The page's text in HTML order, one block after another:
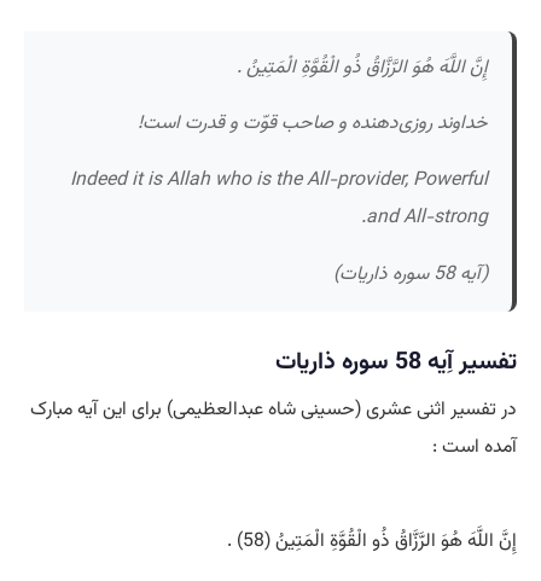
إِنَّ اللَّهَ هُوَ الرَّزَّاقُ ذُو الْقُوَّةِ الْمَتِينُ .
خداوند روزی‌دهنده و صاحب قوّت و قدرت است!
Indeed it is Allah who is the All-provider, Powerful
and All-strong.
(آیه 58 سوره ذاریات)
تفسیر آِیه 58 سوره ذاریات
در تفسیر اثنی عشری (حسینی شاه عبدالعظیمی) برای این آیه مبارک
آمده است :
إِنَّ اللَّهَ هُوَ الرَّزَّاقُ ذُو الْقُوَّةِ الْمَتِينُ (58) .